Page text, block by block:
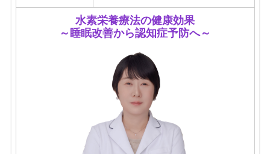
水素栄養療法の健康効果
～睡眠改善から認知症予防へ～